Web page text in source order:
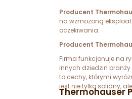
Producent
na wzmożoną
oczekiwania.
Producent
Firma funkcjonuje na
innych dziedzin
to cechy, którymi
jest nie tylko solidny,
Thermohauser